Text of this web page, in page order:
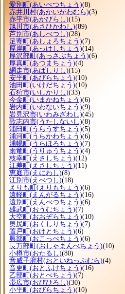
愛別町(あいべつちょう)(8)
赤井川村(あかいがわむら)(3)
赤平市(あかびらし)(15)
旭川市(あさひかわし)(89)
芦別市(あしべつし)(28)
足寄町(あしょろちょう)(7)
厚岸町(あっけしちょう)(14)
厚沢部町(あっさぶちょう)(6)
厚真町(あつまちょう)(4)
網走市(あばしりし)(15)
安平町(あびらちょう)(10)
池田町(いけだちょう)(10)
石狩市(いしかりし)(33)
今金町(いまかねちょう)(6)
岩内町(いわないちょう)(9)
岩見沢市(いわみざわし)(45)
歌志内市(うたしないし)(8)
浦臼町(うらうすちょう)(5)
浦河町(うらかわちょう)(6)
浦幌町(うらほろちょう)(7)
雨竜町(うりゅうちょう)(4)
枝幸町(えさしちょう)(12)
江差町(えさしちょう)(11)
恵庭市(えにわし)(8)
江別市(えべつし)(18)
えりも町(えりもちょう)(6)
遠軽町(えんがるちょう)(16)
遠別町(えんべつちょう)(6)
雄武町(おうむちょう)(7)
大空町(おおぞらちょう)(10)
奥尻町(おくしりちょう)(7)
置戸町(おけとちょう)(6)
興部町(おこっぺちょう)(6)
長万部町(おしゃまんべちょう)(10)
小樽市(おたるし)(80)
音威子府村(おといねっぷむら)(4)
音更町(おとふけちょう)(16)
乙部町(おとべちょう)(7)
帯広市(おびひろし)(30)
小平町(おびらちょう)(10)